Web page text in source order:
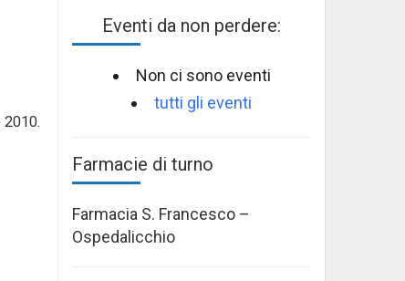
Eventi da non perdere:
Non ci sono eventi
tutti gli eventi
Farmacie di turno
Farmacia S. Francesco –
Ospedalicchio